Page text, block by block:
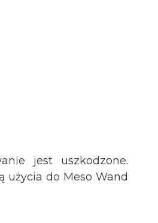
jest uszkodzone.
użycia do Meso Wand